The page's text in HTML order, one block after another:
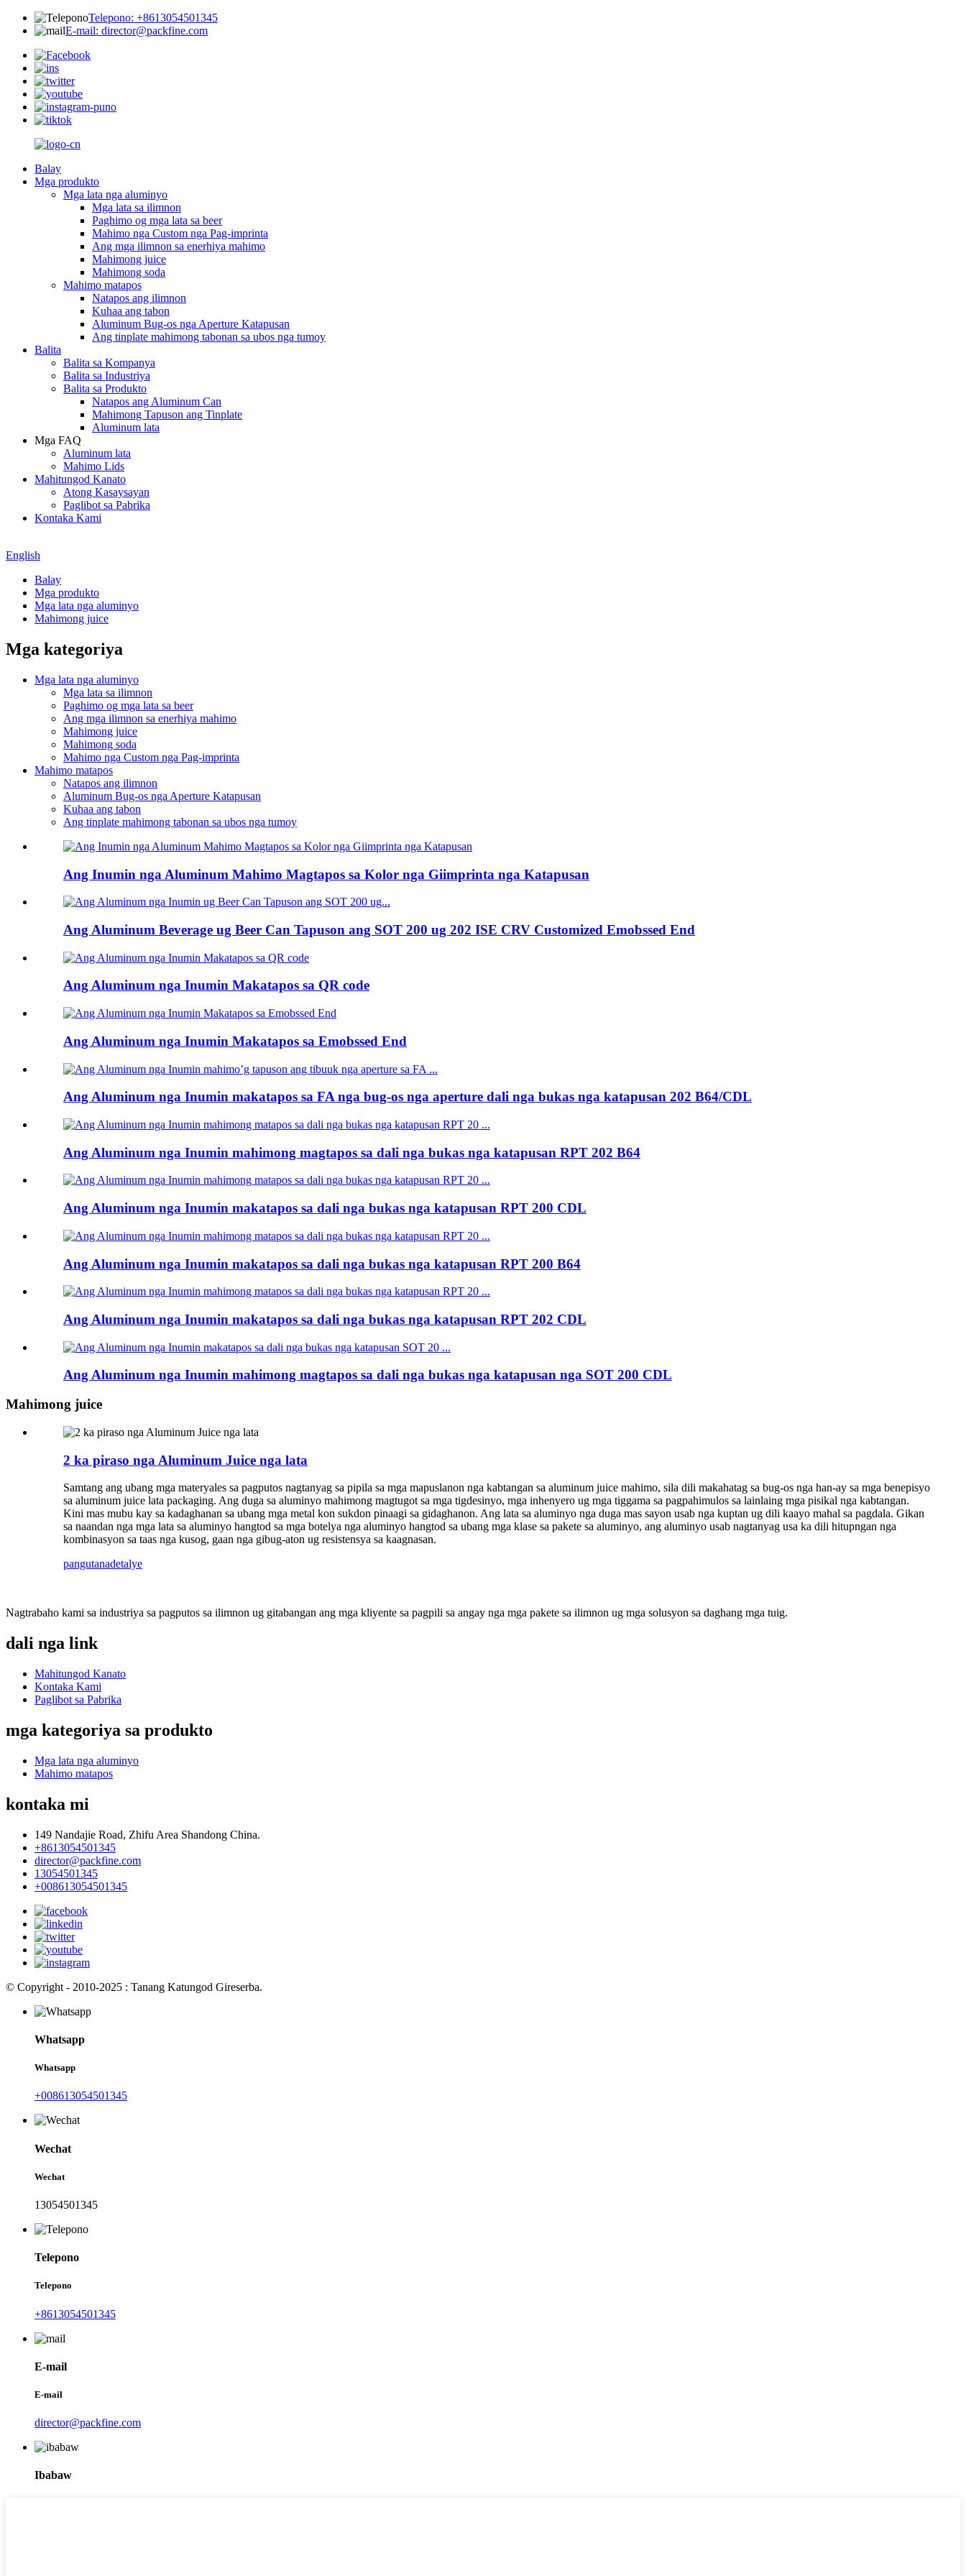
Telepono: +8613054501345
E-mail: director@packfine.com
Balay
Mga produkto
Mga lata nga aluminyo
Mga lata sa ilimnon
Paghimo og mga lata sa beer
Mahimo nga Custom nga Pag-imprinta
Ang mga ilimnon sa enerhiya mahimo
Mahimong juice
Mahimong soda
Mahimo matapos
Natapos ang ilimnon
Kuhaa ang tabon
Aluminum Bug-os nga Aperture Katapusan
Ang tinplate mahimong tabonan sa ubos nga tumoy
Balita
Balita sa Kompanya
Balita sa Industriya
Balita sa Produkto
Natapos ang Aluminum Can
Mahimong Tapuson ang Tinplate
Aluminum lata
Mga FAQ
Aluminum lata
Mahimo Lids
Mahitungod Kanato
Atong Kasaysayan
Paglibot sa Pabrika
Kontaka Kami
English
Balay
Mga produkto
Mga lata nga aluminyo
Mahimong juice
Mga kategoriya
Mga lata nga aluminyo
Mga lata sa ilimnon
Paghimo og mga lata sa beer
Ang mga ilimnon sa enerhiya mahimo
Mahimong juice
Mahimong soda
Mahimo nga Custom nga Pag-imprinta
Mahimo matapos
Natapos ang ilimnon
Aluminum Bug-os nga Aperture Katapusan
Kuhaa ang tabon
Ang tinplate mahimong tabonan sa ubos nga tumoy
Ang Inumin nga Aluminum Mahimo Magtapos sa Kolor nga Giimprinta nga Katapusan
Ang Aluminum Beverage ug Beer Can Tapuson ang SOT 200 ug 202 ISE CRV Customized Emobssed End
Ang Aluminum nga Inumin Makatapos sa QR code
Ang Aluminum nga Inumin Makatapos sa Emobssed End
Ang Aluminum nga Inumin makatapos sa FA nga bug-os nga aperture dali nga bukas nga katapusan 202 B64/CDL
Ang Aluminum nga Inumin mahimong magtapos sa dali nga bukas nga katapusan RPT 202 B64
Ang Aluminum nga Inumin makatapos sa dali nga bukas nga katapusan RPT 200 CDL
Ang Aluminum nga Inumin makatapos sa dali nga bukas nga katapusan RPT 200 B64
Ang Aluminum nga Inumin makatapos sa dali nga bukas nga katapusan RPT 202 CDL
Ang Aluminum nga Inumin mahimong magtapos sa dali nga bukas nga katapusan nga SOT 200 CDL
Mahimong juice
2 ka piraso nga Aluminum Juice nga lata
Samtang ang ubang mga materyales sa pagputos nagtanyag sa pipila sa mga mapuslanon nga kabtangan sa aluminum juice mahimo, sila dili makahatag sa bug-os nga han-ay sa mga benepisyo
sa aluminum juice lata packaging. Ang duga sa aluminyo mahimong magtugot sa mga tigdesinyo, mga inhenyero ug mga tiggama sa pagpahimulos sa lainlaing mga pisikal nga kabtangan.
Kini mas mubu kay sa kadaghanan sa ubang mga metal kon sukdon pinaagi sa gidaghanon. Ang lata sa aluminyo nga duga mas sayon ​​usab nga kuptan ug dili kaayo mahal sa pagdala. Gikan
sa naandan nga mga lata sa aluminyo hangtod sa mga botelya nga aluminyo hangtod sa ubang mga klase sa pakete sa aluminyo, ang aluminyo usab nagtanyag usa ka dili hitupngan nga
kombinasyon sa taas nga kusog, gaan nga gibug-aton ug resistensya sa kaagnasan.
pangutanadetalye
Nagtrabaho kami sa industriya sa pagputos sa ilimnon ug gitabangan ang mga kliyente sa pagpili sa angay nga mga pakete sa ilimnon ug mga solusyon sa daghang mga tuig.
dali nga link
Mahitungod Kanato
Kontaka Kami
Paglibot sa Pabrika
mga kategoriya sa produkto
Mga lata nga aluminyo
Mahimo matapos
kontaka mi
149 Nandajie Road, Zhifu Area Shandong China.
+8613054501345
director@packfine.com
13054501345
+008613054501345
© Copyright - 2010-2025 : Tanang Katungod Gireserba.
Whatsapp
Whatsapp
+008613054501345
Wechat
Wechat
13054501345
Telepono
Telepono
+8613054501345
E-mail
E-mail
director@packfine.com
Ibabaw